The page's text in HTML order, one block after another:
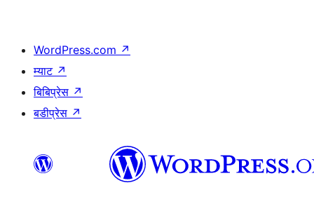
WordPress.com ↗
म्याट ↗
बिबिप्रेस ↗
बडीप्रेस ↗